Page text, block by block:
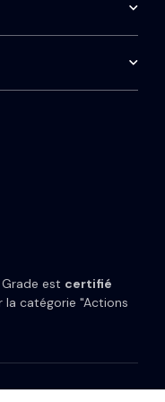
est certifié
la catégorie "Actions